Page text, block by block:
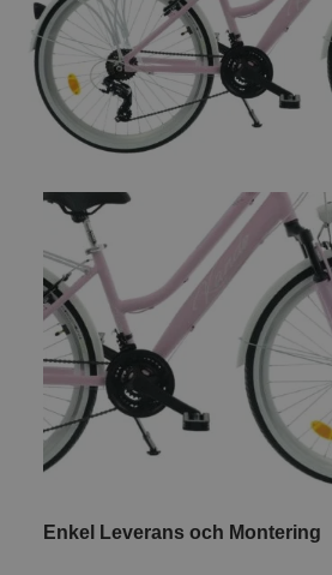
Enkel Leverans och Montering